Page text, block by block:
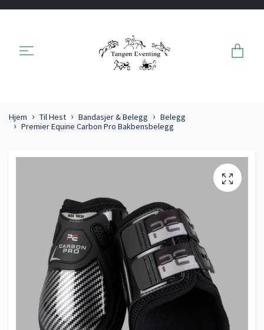
Hjem Til Hest Bandasjer & Belegg
Belegg
Premier Equine Carbon Pro Bakbensbelegg